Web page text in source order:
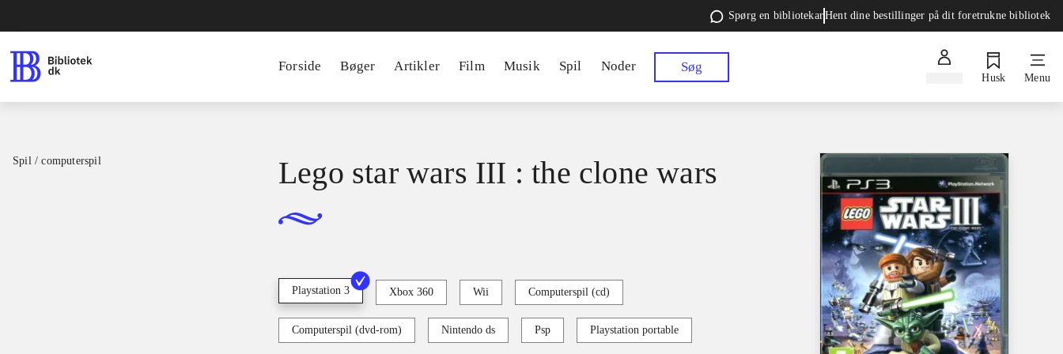
Spørg en bibliotekarHent dine bestillinger på dit foretrukne bibliotek
Forside Bøger Artikler Film Musik Spil Noder Søg
Husk Menu
Spil / computerspil Lego star wars III : the clone wars
Playstation 3 Xbox 360 Wii Computerspil (cd)
Computerspil (dvd-rom) Nintendo ds Psp Playstation portable